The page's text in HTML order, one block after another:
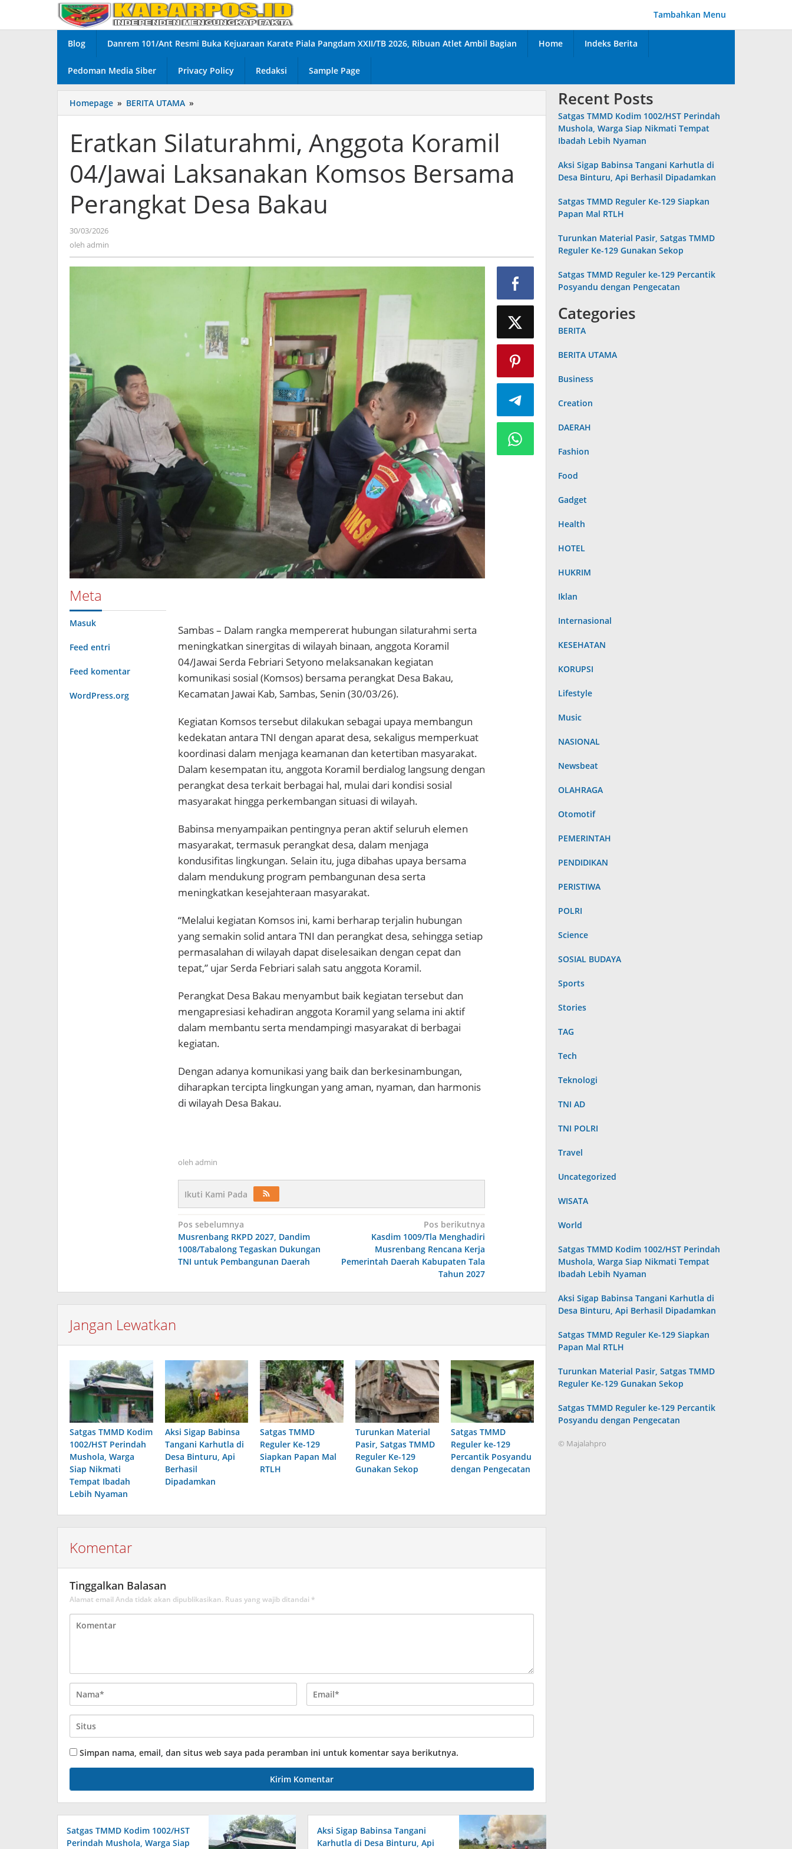
konten
Tambahkan Menu
Blog Danrem 101/Ant Resmi Buka Kejuaraan Karate Piala Pangdam XXII/TB 2026, Ribuan Atlet Ambil Bagian Home Indeks Berita
Pedoman Media Siber Privacy Policy Redaksi Sample Page
Homepage » BERITA UTAMA »
Silaturahmi,
Koramil
04/Jawai
Laksanakan
Komsos
Perangkat
Desa
Eratkan Silaturahmi, Anggota Koramil
04/Jawai Laksanakan Komsos Bersama
Perangkat Desa Bakau
30/03/2026
oleh admin
Meta
Masuk
Feed entri
Feed komentar
WordPress.org
Sambas – Dalam rangka mempererat hubungan silaturahmi serta
meningkatkan sinergitas di wilayah binaan, anggota Koramil
04/Jawai Serda Febriari Setyono melaksanakan kegiatan
komunikasi sosial (Komsos) bersama perangkat Desa Bakau,
Kecamatan Jawai Kab, Sambas, Senin (30/03/26).
Kegiatan Komsos tersebut dilakukan sebagai upaya membangun
kedekatan antara TNI dengan aparat desa, sekaligus memperkuat
koordinasi dalam menjaga keamanan dan ketertiban masyarakat.
Dalam kesempatan itu, anggota Koramil berdialog langsung dengan
perangkat desa terkait berbagai hal, mulai dari kondisi sosial
masyarakat hingga perkembangan situasi di wilayah.
Babinsa menyampaikan pentingnya peran aktif seluruh elemen
masyarakat, termasuk perangkat desa, dalam menjaga
kondusifitas lingkungan. Selain itu, juga dibahas upaya bersama
dalam mendukung program pembangunan desa serta
meningkatkan kesejahteraan masyarakat.
“Melalui kegiatan Komsos ini, kami berharap terjalin hubungan
yang semakin solid antara TNI dan perangkat desa, sehingga setiap
permasalahan di wilayah dapat diselesaikan dengan cepat dan
tepat,” ujar Serda Febriari salah satu anggota Koramil.
Perangkat Desa Bakau menyambut baik kegiatan tersebut dan
mengapresiasi kehadiran anggota Koramil yang selama ini aktif
dalam membantu serta mendampingi masyarakat di berbagai
kegiatan.
Dengan adanya komunikasi yang baik dan berkesinambungan,
diharapkan tercipta lingkungan yang aman, nyaman, dan harmonis
di wilayah Desa Bakau.
oleh admin
Ikuti Kami Pada
Navigasi
pos
Pos sebelumnya
Musrenbang RKPD 2027, Dandim
1008/Tabalong Tegaskan Dukungan
TNI untuk Pembangunan Daerah
Pos berikutnya
Kasdim 1009/Tla Menghadiri
Musrenbang Rencana Kerja
Pemerintah Daerah Kabupaten Tala
Tahun 2027
Jangan Lewatkan
Satgas TMMD Kodim
1002/HST Perindah
Mushola, Warga
Siap Nikmati
Tempat Ibadah
Lebih Nyaman
Aksi Sigap Babinsa
Tangani Karhutla di
Desa Binturu, Api
Berhasil
Dipadamkan
Satgas TMMD
Reguler Ke-129
Siapkan Papan Mal
RTLH
Turunkan Material
Pasir, Satgas TMMD
Reguler Ke-129
Gunakan Sekop
Satgas TMMD
Reguler ke-129
Percantik Posyandu
dengan Pengecatan
Komentar
Tinggalkan Balasan
Alamat email Anda tidak akan dipublikasikan. Ruas yang wajib ditandai *
Simpan nama, email, dan situs web saya pada peramban ini untuk komentar saya berikutnya.
Satgas TMMD Kodim 1002/HST
Perindah Mushola, Warga Siap
Aksi Sigap Babinsa Tangani
Karhutla di Desa Binturu, Api
Recent Posts
Satgas TMMD Kodim 1002/HST Perindah
Mushola, Warga Siap Nikmati Tempat
Ibadah Lebih Nyaman
Aksi Sigap Babinsa Tangani Karhutla di
Desa Binturu, Api Berhasil Dipadamkan
Satgas TMMD Reguler Ke-129 Siapkan
Papan Mal RTLH
Turunkan Material Pasir, Satgas TMMD
Reguler Ke-129 Gunakan Sekop
Satgas TMMD Reguler ke-129 Percantik
Posyandu dengan Pengecatan
Categories
BERITA
BERITA UTAMA
Business
Creation
DAERAH
Fashion
Food
Gadget
Health
HOTEL
HUKRIM
Iklan
Internasional
KESEHATAN
KORUPSI
Lifestyle
Music
NASIONAL
Newsbeat
OLAHRAGA
Otomotif
PEMERINTAH
PENDIDIKAN
PERISTIWA
POLRI
Science
SOSIAL BUDAYA
Sports
Stories
TAG
Tech
Teknologi
TNI AD
TNI POLRI
Travel
Uncategorized
WISATA
World
Satgas TMMD Kodim 1002/HST Perindah
Mushola, Warga Siap Nikmati Tempat
Ibadah Lebih Nyaman
Aksi Sigap Babinsa Tangani Karhutla di
Desa Binturu, Api Berhasil Dipadamkan
Satgas TMMD Reguler Ke-129 Siapkan
Papan Mal RTLH
Turunkan Material Pasir, Satgas TMMD
Reguler Ke-129 Gunakan Sekop
Satgas TMMD Reguler ke-129 Percantik
Posyandu dengan Pengecatan
© Majalahpro